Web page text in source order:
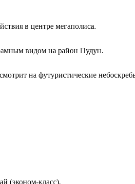
в центре мегаполиса.
видом на район Пудун.
на футуристические
(эконом-класс).